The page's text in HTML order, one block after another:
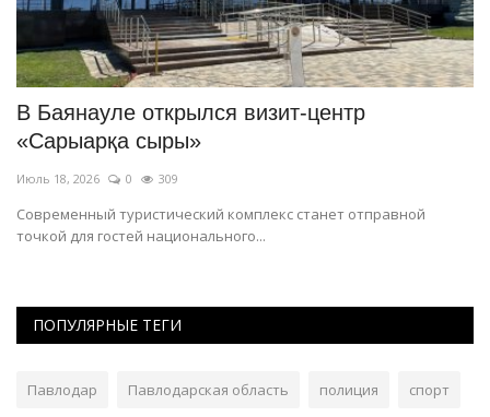
В Баянауле открылся визит-центр
«Сарыарқа сыры»
Июль 18, 2026 0 309
Современный туристический комплекс станет отправной
точкой для гостей национального...
ПОПУЛЯРНЫЕ ТЕГИ
Павлодар Павлодарская область полиция спорт